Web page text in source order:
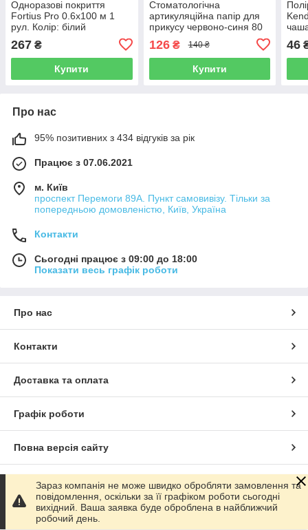
Одноразові покриття
Fortius Pro 0.6х100 м 1
рул. Колір: білий
267 ₴
Купити
Стоматологічна
артикуляційна папір для
прикусу червоно-синя 80
126₴ 140 ₴
Купити
46
Про нас
95% позитивних з 434 відгуків за рік
Працює з 07.06.2021
м. Київ
проспект Перемоги 89А. Пункт самовивізу. Тільки за
попередньою домовленістю, Київ, Україна
Контакти
Сьогодні працює з 09:00 до 18:00
Показати весь графік роботи
Про нас
Контакти
Доставка та оплата
Графік роботи
Повна версія сайту
Сайт створено на маркетплейсі Prom.ua
Політика конфіденційності
Зараз компанія не може швидко обробляти замовлення та
повідомлення, оскільки за її графіком роботи сьогодні
вихідний. Ваша заявка буде оброблена в найближчий
робочий день.